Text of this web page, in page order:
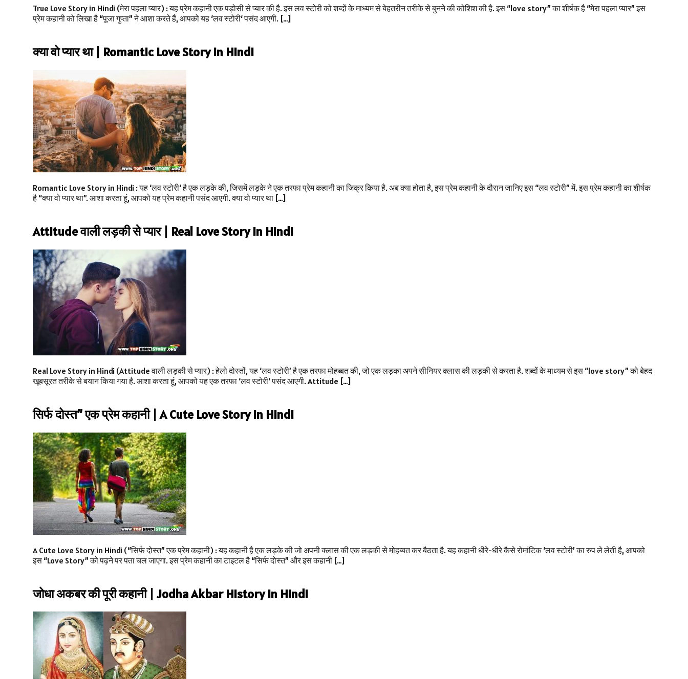
True Love Story in Hindi (मेरा पहला प्यार) : यह प्रेम कहानी एक पड़ोसी से प्यार की है. इस लव स्टोरी को शब्दों के माध्यम से बेहतरीन तरीके से बुनने की कोशिश की है. इस “love story” का शीर्षक है “मेरा पहला प्यार” इस
प्रेम कहानी को लिखा है “पूजा गुप्ता” ने आशा करते हैं, आपको यह ‘लव स्टोरी‘ पसंद आएगी. […]
क्या वो प्यार था | Romantic Love Story in Hindi
Romantic Love Story in Hindi : यह ‘लव स्टोरी‘ है एक लड़के की, जिसमें लड़के ने एक तरफा प्रेम कहानी का जिक्र किया है. अब क्या होता है, इस प्रेम कहानी के दौरान जानिए इस “लव स्टोरी” में. इस प्रेम कहानी का शीर्षक
है “क्या वो प्यार था”. आशा करता हूं, आपको यह प्रेम कहानी पसंद आएगी. क्या वो प्यार था […]
Attitude वाली लड़की से प्यार | Real Love Story in Hindi
Real Love Story in Hindi (Attitude वाली लड़की से प्यार) : हेलो दोस्तों, यह ‘लव स्टोरी’ है एक तरफा मोहब्बत की, जो एक लड़का अपने सीनियर क्लास की लड़की से करता है. शब्दों के माध्यम से इस “love story” को बेहद
खूबसूरत तरीके से बयान किया गया है. आशा करता हूं, आपको यह एक तरफा ‘लव स्टोरी‘ पसंद आएगी. Attitude […]
सिर्फ दोस्त” एक प्रेम कहानी | A Cute Love Story in Hindi
A Cute Love Story in Hindi (“सिर्फ दोस्त” एक प्रेम कहानी) : यह कहानी है एक लड़के की जो अपनी क्लास की एक लड़की से मोहब्बत कर बैठता है. यह कहानी धीरे-धीरे कैसे रोमांटिक ‘लव स्टोरी’ का रुप ले लेती है, आपको
इस “Love Story” को पढ़ने पर पता चल जाएगा. इस प्रेम कहानी का टाइटल है “सिर्फ दोस्त” और इस कहानी […]
जोधा अकबर की पूरी कहानी | Jodha Akbar History in Hindi